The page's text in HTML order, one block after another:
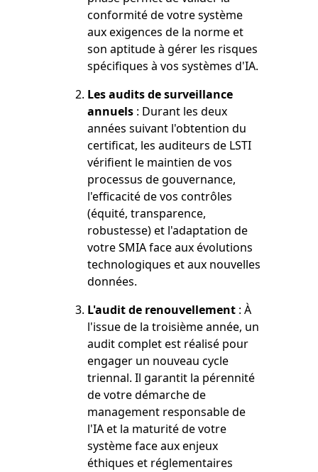
conformité de votre système
aux exigences de la norme et
son aptitude à gérer les risques
spécifiques à vos systèmes d'IA.
Les audits de surveillance
annuels : Durant les deux
années suivant l'obtention du
certificat, les auditeurs de LSTI
vérifient le maintien de vos
processus de gouvernance,
l'efficacité de vos contrôles
(équité, transparence,
robustesse) et l'adaptation de
votre SMIA face aux évolutions
technologiques et aux nouvelles
données.
L'audit de renouvellement : À
l'issue de la troisième année, un
audit complet est réalisé pour
engager un nouveau cycle
triennal. Il garantit la pérennité
de votre démarche de
management responsable de
l'IA et la maturité de votre
système face aux enjeux
éthiques et réglementaires